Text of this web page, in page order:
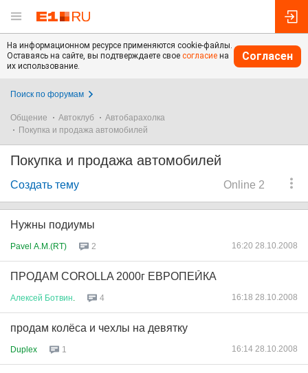
На информационном ресурсе применяются cookie-файлы.
Оставаясь на сайте, вы подтверждаете свое согласие на
их использование.
Согласен
Поиск по форумам
Общение Автоклуб
Автобарахолка
Покупка и продажа автомобилей
Покупка и продажа автомобилей
Online 2
Создать тему
Нужны подиумы
Pavel A.M.(RT) 2 16:20 28.10.2008
ПРОДАМ COROLLA 2000г ЕВРОПЕЙКА
Алексей Ботвин 4 16:18 28.10.2008
продам колёса и чехлы на девятку
Duplex 1 16:14 28.10.2008